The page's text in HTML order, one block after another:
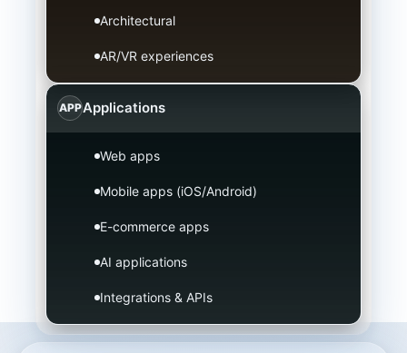
Architectural
AR/VR experiences
APPApplications
Web apps
Mobile apps (iOS/Android)
E-commerce apps
AI applications
Integrations & APIs